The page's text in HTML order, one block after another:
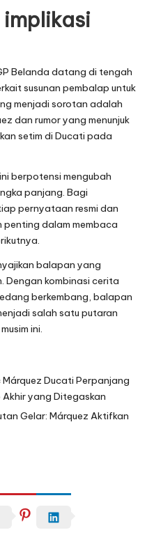
Belanda datang di tengah
susunan pembalap untuk
menjadi sorotan adalah
dan rumor yang menunjuk
setim di Ducati pada
berpotensi mengubah
panjang. Bagi
pernyataan resmi dan
penting dalam membaca
balapan yang
Dengan kombinasi cerita
berkembang, balapan
salah satu putaran
ini.
Márquez Ducati Perpanjang
yang Ditegaskan
Gelar: Márquez Aktifkan